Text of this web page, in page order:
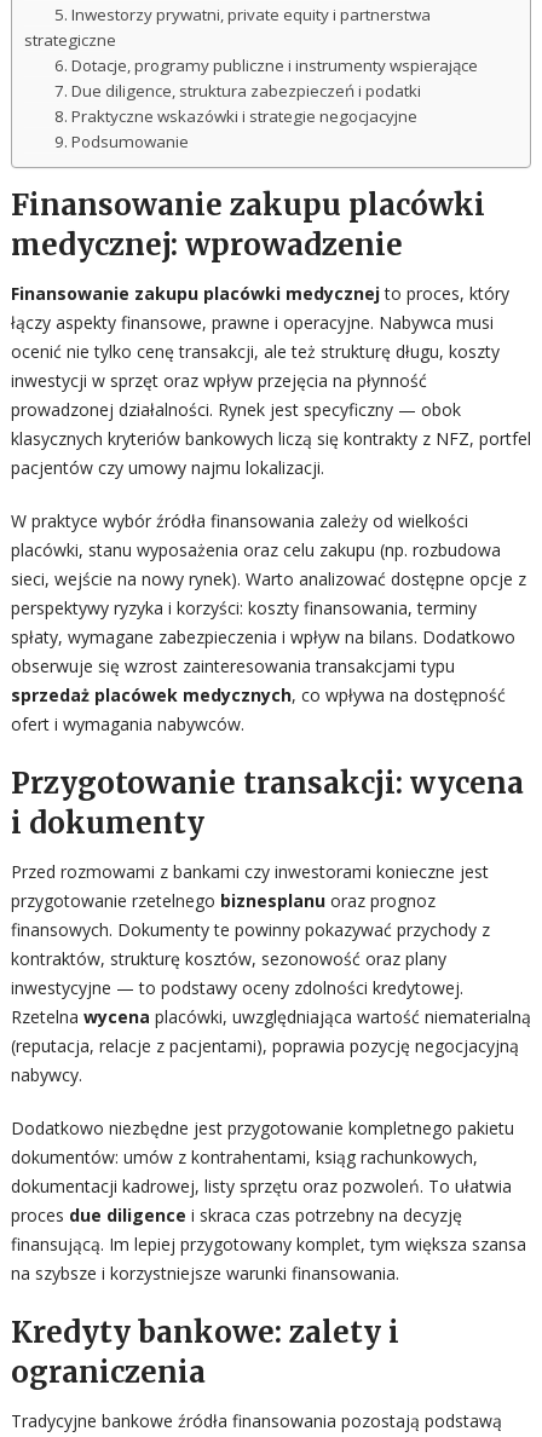
Inwestorzy prywatni, private equity i partnerstwa
strategiczne
Dotacje, programy publiczne i instrumenty wspierające
Due diligence, struktura zabezpieczeń i podatki
Praktyczne wskazówki i strategie negocjacyjne
Podsumowanie
Finansowanie zakupu placówki
medycznej: wprowadzenie
Finansowanie zakupu placówki medycznejto proces, który
łączy aspekty finansowe, prawne i operacyjne. Nabywca musi
ocenić nie tylko cenę transakcji, ale też strukturę długu, koszty
inwestycji w sprzęt oraz wpływ przejęcia na płynność
prowadzonej działalności. Rynek jest specyficzny — obok
klasycznych kryteriów bankowych liczą się kontrakty z NFZ, portfel
pacjentów czy umowy najmu lokalizacji.
W praktyce wybór źródła finansowania zależy od wielkości
placówki, stanu wyposażenia oraz celu zakupu (np. rozbudowa
sieci, wejście na nowy rynek). Warto analizować dostępne opcje z
perspektywy ryzyka i korzyści: koszty finansowania, terminy
spłaty, wymagane zabezpieczenia i wpływ na bilans. Dodatkowo
obserwuje się wzrost zainteresowania transakcjami typu
sprzedaż placówek medycznych, co wpływa na dostępność
ofert i wymagania nabywców.
Przygotowanie transakcji: wycena
i dokumenty
Przed rozmowami z bankami czy inwestorami konieczne jest
przygotowanie rzetelnego biznesplanuoraz prognoz
finansowych. Dokumenty te powinny pokazywać przychody z
kontraktów, strukturę kosztów, sezonowość oraz plany
inwestycyjne — to podstawy oceny zdolności kredytowej.
Rzetelna wycena placówki, uwzględniająca wartość niematerialną
(reputacja, relacje z pacjentami), poprawia pozycję negocjacyjną
nabywcy.
Dodatkowo niezbędne jest przygotowanie kompletnego pakietu
dokumentów: umów z kontrahentami, ksiąg rachunkowych,
dokumentacji kadrowej, listy sprzętu oraz pozwoleń. To ułatwia
proces due diligence i skraca czas potrzebny na decyzję
finansującą. Im lepiej przygotowany komplet, tym większa szansa
na szybsze i korzystniejsze warunki finansowania.
Kredyty bankowe: zalety i
ograniczenia
Tradycyjne bankowe źródła finansowania pozostają podstawą